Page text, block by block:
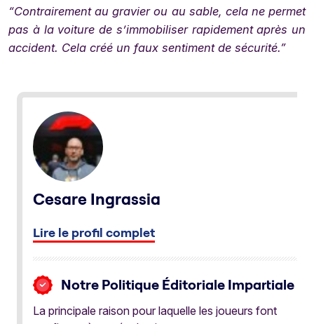
“Contrairement au gravier ou au sable, cela ne permet
pas à la voiture de s’immobiliser rapidement après un
accident. Cela créé un faux sentiment de sécurité.”
Cesare Ingrassia
Lire le profil complet
Notre Politique Éditoriale Impartiale
La principale raison pour laquelle les joueurs font